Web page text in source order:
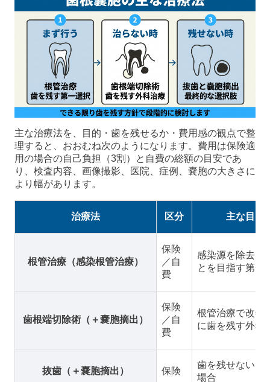
主な治療法を、目的・歯を残せるか・費用感の観点で整
理すると、おおむね次のようになります。費用は保険適
用の場合の自己負担（3割）と自費の総額の目安であ
り、検査内容、画像撮影、医院、症例、嚢胞の大きさに
より幅があります。
治療法 区分 主な目的
根管治療（感染根管治療）
保険
／自
費
感染源を除去し
とを目指す第一
歯根端切除術（＋嚢胞摘出）
保険
／自
費
根管治療で改善
に歯を残す外科
抜歯（＋嚢胞摘出） 保険
歯を残せない・
場合